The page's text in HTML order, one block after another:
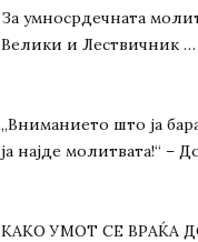
За умносрдечната
Велики и Лествичник
„Вниманието што jа
jа најде молитвата!“ –
КАКО УМОТ СЕ ВРАЌА